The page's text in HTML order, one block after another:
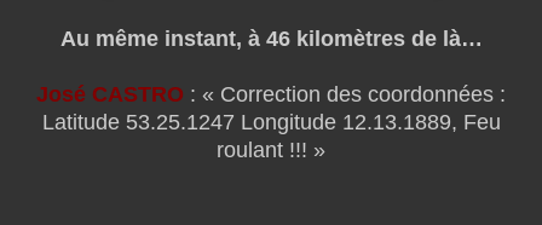
Au même instant, à 46 kilomètres de là…
José CASTRO : « Correction des coordonnées :
Latitude 53.25.1247 Longitude 12.13.1889, Feu
roulant !!! »